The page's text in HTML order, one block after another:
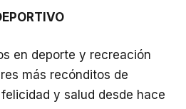
en deporte y recreación
más recónditos de
y salud desde hace